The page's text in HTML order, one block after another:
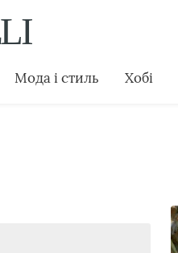
Мода і стиль Хобі